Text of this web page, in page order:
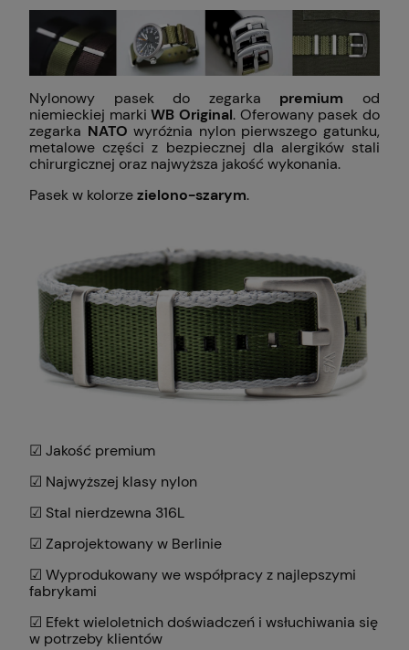
Nylonowy pasek do zegarka premium od
niemieckiej markiWB Original. Oferowany pasek do
zegarka NATO wyróżnia nylon pierwszego gatunku,
metalowe części z bezpiecznej dla alergików stali
chirurgicznej oraz najwyższa jakość wykonania.
Pasek w kolorzezielono-szarym.
☑ Jakość premium
☑ Najwyższej klasy nylon
☑ Stal nierdzewna 316L
☑ Zaprojektowany w Berlinie
☑ Wyprodukowany we współpracy z najlepszymi
fabrykami
☑ Efekt wieloletnich doświadczeń i wsłuchiwania się
w potrzeby klientów